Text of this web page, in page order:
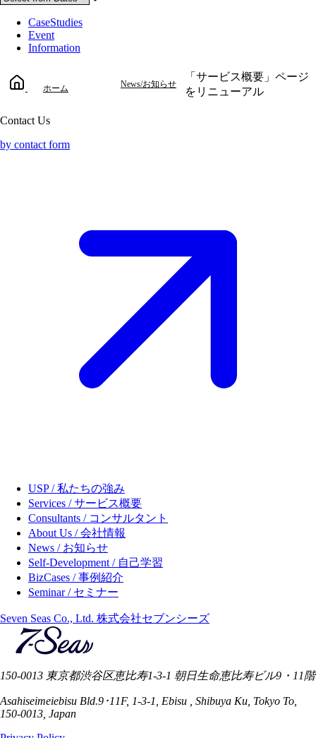
CaseStudies
Event
Information
ホーム News/お知らせ
「サービス概要」ページ
をリニューアル
Contact Us
by contact form
USP / 私たちの強み
Services / サービス概要
Consultants / コンサルタント
About Us / 会社情報
News / お知らせ
Self-Development / 自己学習
BizCases / 事例紹介
Seminar / セミナー
Seven Seas Co., Ltd. 株式会社セブンシーズ
150-0013 東京都渋谷区恵比寿1-3-1 朝日生命恵比寿ビル9・11階
Asahiseimeiebisu Bld.9･11F, 1-3-1, Ebisu , Shibuya Ku, Tokyo To,
150-0013, Japan